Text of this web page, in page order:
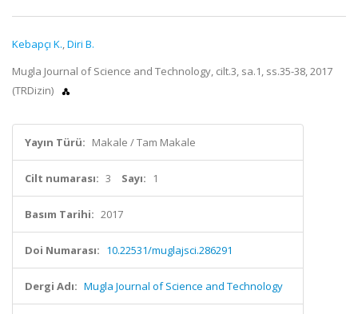
Kebapçı K.,Diri B.
Mugla Journal of Science and Technology, cilt.3, sa.1, ss.35-38, 2017
(TRDizin)
Yayın Türü: Makale / Tam Makale
Cilt numarası: 3 Sayı: 1
Basım Tarihi: 2017
Doi Numarası: 10.22531/muglajsci.286291
Dergi Adı: Mugla Journal of Science and Technology